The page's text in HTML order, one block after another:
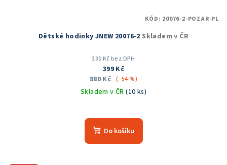
Dětské hodinky JNEW 20076-2 Skladem v ČR
330 Kč bez DPH
399 Kč
880 Kč (–54 %)
Skladem v ČR(10 ks)
Do košíku
KÓD: 20076-2-POZAR-PL